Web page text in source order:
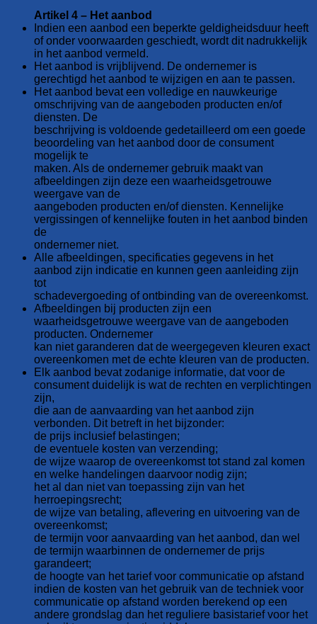
Artikel 4 – Het aanbod
Indien een aanbod een beperkte geldigheidsduur heeft
of onder voorwaarden geschiedt, wordt dit nadrukkelijk
in het aanbod vermeld.
Het aanbod is vrijblijvend. De ondernemer is
gerechtigd het aanbod te wijzigen en aan te passen.
Het aanbod bevat een volledige en nauwkeurige
omschrijving van de aangeboden producten en/of
diensten. De
beschrijving is voldoende gedetailleerd om een goede
beoordeling van het aanbod door de consument
mogelijk te
maken. Als de ondernemer gebruik maakt van
afbeeldingen zijn deze een waarheidsgetrouwe
weergave van de
aangeboden producten en/of diensten. Kennelijke
vergissingen of kennelijke fouten in het aanbod binden
de
ondernemer niet.
Alle afbeeldingen, specificaties gegevens in het
aanbod zijn indicatie en kunnen geen aanleiding zijn
tot
schadevergoeding of ontbinding van de overeenkomst.
Afbeeldingen bij producten zijn een
waarheidsgetrouwe weergave van de aangeboden
producten. Ondernemer
kan niet garanderen dat de weergegeven kleuren exact
overeenkomen met de echte kleuren van de producten.
Elk aanbod bevat zodanige informatie, dat voor de
consument duidelijk is wat de rechten en verplichtingen
zijn,
die aan de aanvaarding van het aanbod zijn
verbonden. Dit betreft in het bijzonder:
de prijs inclusief belastingen;
de eventuele kosten van verzending;
de wijze waarop de overeenkomst tot stand zal komen
en welke handelingen daarvoor nodig zijn;
het al dan niet van toepassing zijn van het
herroepingsrecht;
de wijze van betaling, aflevering en uitvoering van de
overeenkomst;
de termijn voor aanvaarding van het aanbod, dan wel
de termijn waarbinnen de ondernemer de prijs
garandeert;
de hoogte van het tarief voor communicatie op afstand
indien de kosten van het gebruik van de techniek voor
communicatie op afstand worden berekend op een
andere grondslag dan het reguliere basistarief voor het